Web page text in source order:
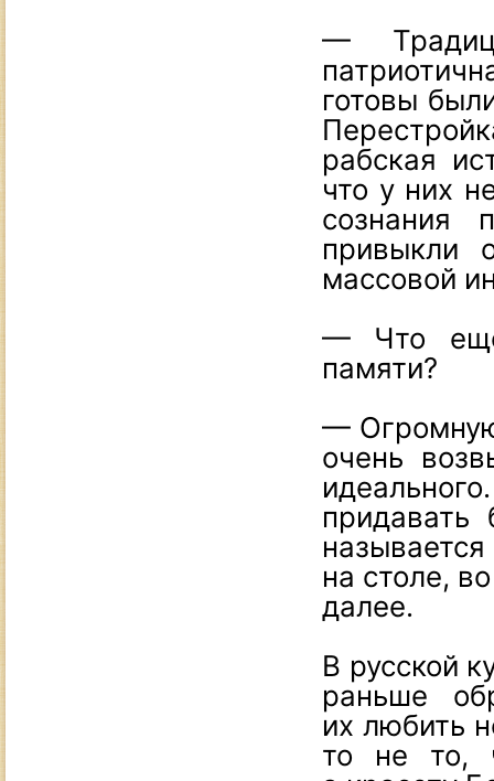
—
готовы
рабская
что у них
сознания
привыкли
массовой
— Что еще
памяти?
— Огромную
очень
придавать
на столе,
далее.
В русской
раньше
их любить
то не то,